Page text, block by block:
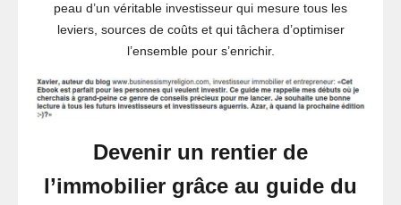
peau d’un véritable investisseur qui mesure tous les
leviers, sources de coûts et qui tâchera d’optimiser
l’ensemble pour s’enrichir.
Devenir un rentier de
l’immobilier grâce au guide du